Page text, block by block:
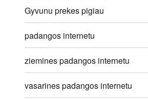
Gyvunu prekes pigiau
padangos internetu
ziemines padangos internetu
vasarines padangos internetu